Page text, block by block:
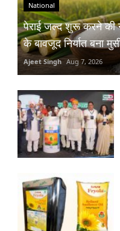
National
पेराई जल्द शुरू करने की
के बावजूद निर्यात बना
Ajeet Singh Aug 7, 2026